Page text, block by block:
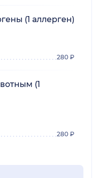
(1 аллерген)
280 ₽
(1
280 ₽